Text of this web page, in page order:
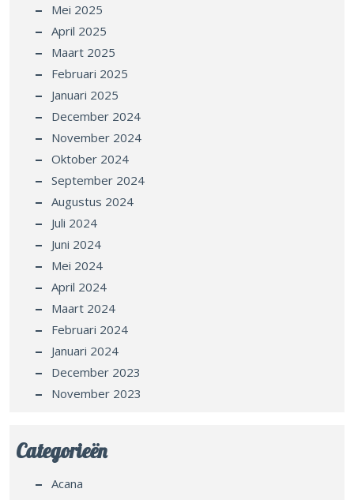
Mei 2025
April 2025
Maart 2025
Februari 2025
Januari 2025
December 2024
November 2024
Oktober 2024
September 2024
Augustus 2024
Juli 2024
Juni 2024
Mei 2024
April 2024
Maart 2024
Februari 2024
Januari 2024
December 2023
November 2023
Categorieën
Acana